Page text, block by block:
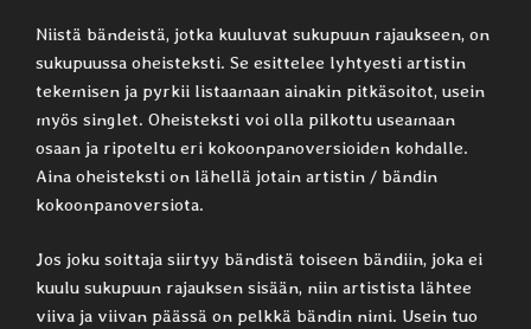
Niistä bändeistä, jotka kuuluvat sukupuun rajaukseen, on
sukupuussa oheisteksti. Se esittelee lyhtyesti artistin
tekemisen ja pyrkii listaamaan ainakin pitkäsoitot, usein
myös singlet. Oheisteksti voi olla pilkottu useamaan
osaan ja ripoteltu eri kokoonpanoversioiden kohdalle.
Aina oheisteksti on lähellä jotain artistin / bändin
kokoonpanoversiota.
Jos joku soittaja siirtyy bändistä toiseen bändiin, joka ei
kuulu sukupuun rajauksen sisään, niin artistista lähtee
viiva ja viivan päässä on pelkkä bändin nimi. Usein tuo